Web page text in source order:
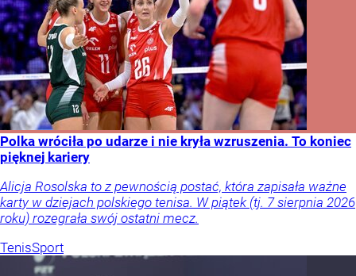
Polka wróciła po udarze i nie kryła wzruszenia. To koniec
pięknej kariery
Alicja Rosolska to z pewnością postać, która zapisała ważne
karty w dziejach polskiego tenisa. W piątek (tj. 7 sierpnia 2026
roku) rozegrała swój ostatni mecz.
TenisSport